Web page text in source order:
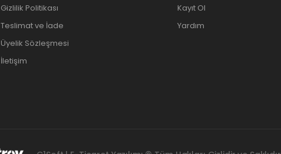
Gizlilik Politikası
Teslimat ve İade
Üyelik Sözleşmesi
İletişim
Kayıt Ol
Yardım